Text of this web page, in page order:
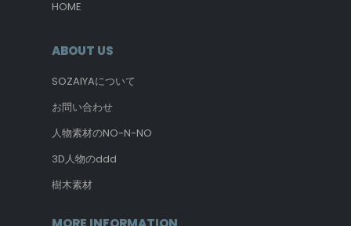
HOME
ABOUT US
SOZAIYAについて
お問い合わせ
人物素材のNO-N-NO
3D人物のddd
樹木素材